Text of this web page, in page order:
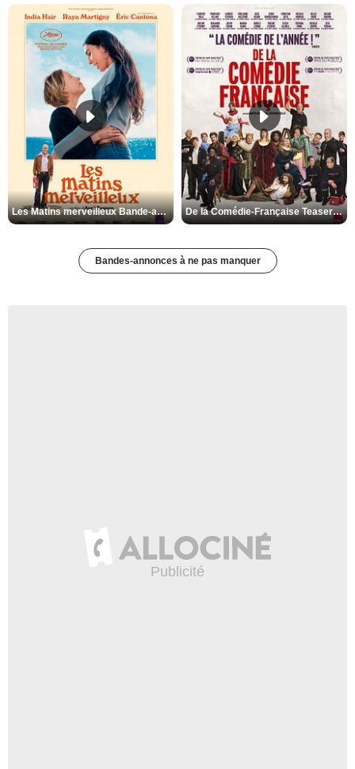
Les Matins merveilleux Bande-annonce VF De la Comédie-Française Teaser VF
Bandes-annonces à ne pas manquer